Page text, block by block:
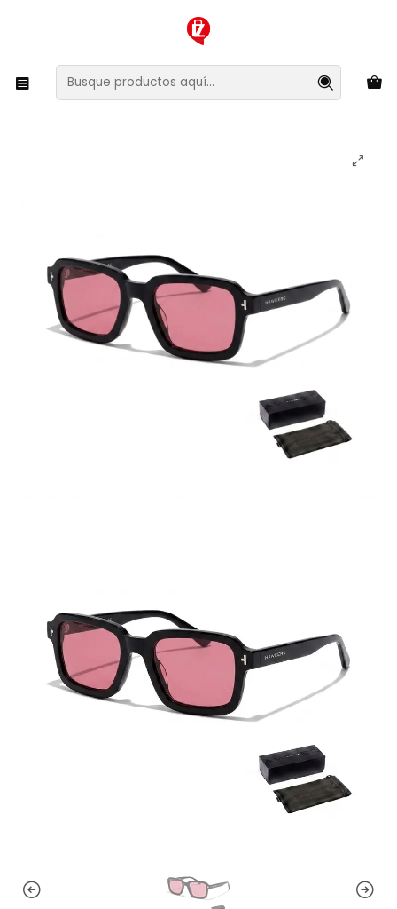
XMAS SALE ¡Compra antes de que la oferta termine!
Lentes y Accesorios Lentes de Sol
Lentes de Sol Hawkers Point Black Cherry HPO124BKX0 -
Talla 52mm